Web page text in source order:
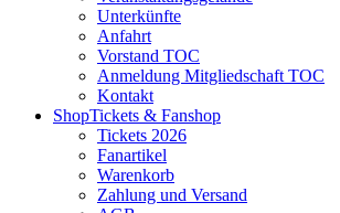
Unterkünfte
Anfahrt
Vorstand TOC
Anmeldung Mitgliedschaft TOC
Kontakt
ShopTickets & Fanshop
Tickets 2026
Fanartikel
Warenkorb
Zahlung und Versand